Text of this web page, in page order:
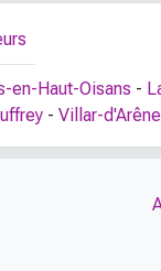
en-Haut-Oisans -
- Villar-d'Arêne